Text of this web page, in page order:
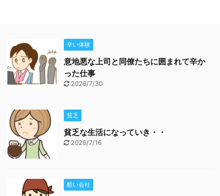
辛い体験
意地悪な上司と同僚たちに囲まれて辛か
った仕事
2026/7/30
貧乏
貧乏な生活になっていき・・
2026/7/16
酷い会社